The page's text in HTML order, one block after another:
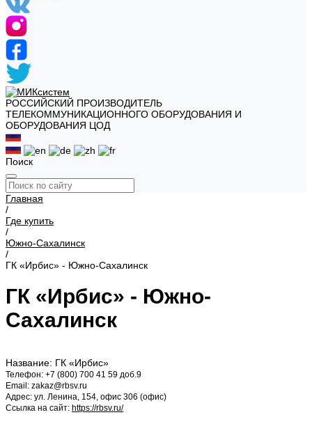
РОССИЙСКИЙ ПРОИЗВОДИТЕЛЬ
ТЕЛЕКОММУНИКАЦИОННОГО ОБОРУДОВАНИЯ И
ОБОРУДОВАНИЯ ЦОД
Поиск
Главная
/
Где купить
/
Южно-Сахалинск
/
ГК «Ирбис» - Южно-Сахалинск
ГК «Ирбис» - Южно-
Сахалинск
Название: ГК «Ирбис»
Телефон: +7 (800) 700 41 59 доб.9
Email: zakaz@rbsv.ru
Адрес: ул. Ленина, 154, офис 306 (офис)
Ссылка на сайт: https://rbsv.ru/